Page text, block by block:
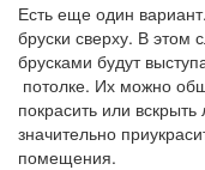
Есть еще один
бруски сверху. В этом
брусками будут
потолке. Их можно
покрасить или
значительно
помещения.